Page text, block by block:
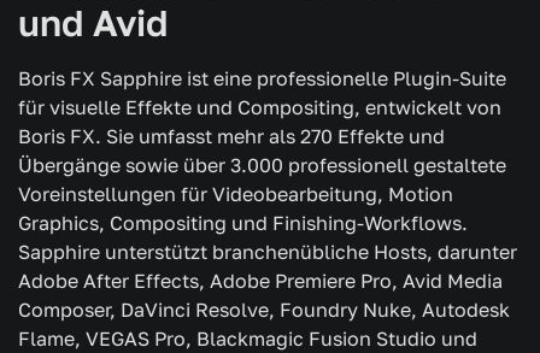
und Avid
Boris FX Sapphire ist eine professionelle Plugin-Suite
für visuelle Effekte und Compositing, entwickelt von
Boris FX. Sie umfasst mehr als 270 Effekte und
Übergänge sowie über 3.000 professionell gestaltete
Voreinstellungen für Videobearbeitung, Motion
Graphics, Compositing und Finishing-Workflows.
Sapphire unterstützt branchenübliche Hosts, darunter
Adobe After Effects, Adobe Premiere Pro, Avid Media
Composer, DaVinci Resolve, Foundry Nuke, Autodesk
Flame, VEGAS Pro, Blackmagic Fusion Studio und